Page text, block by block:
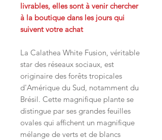
livrables, elles sont à venir chercher
à la boutique dans les jours qui
suivent votre achat
La Calathea White Fusion, véritable
star des réseaux sociaux, est
originaire des forêts tropicales
d'Amérique du Sud, notamment du
Brésil. Cette magnifique plante se
distingue par ses grandes feuilles
ovales qui affichent un magnifique
mélange de verts et de blancs